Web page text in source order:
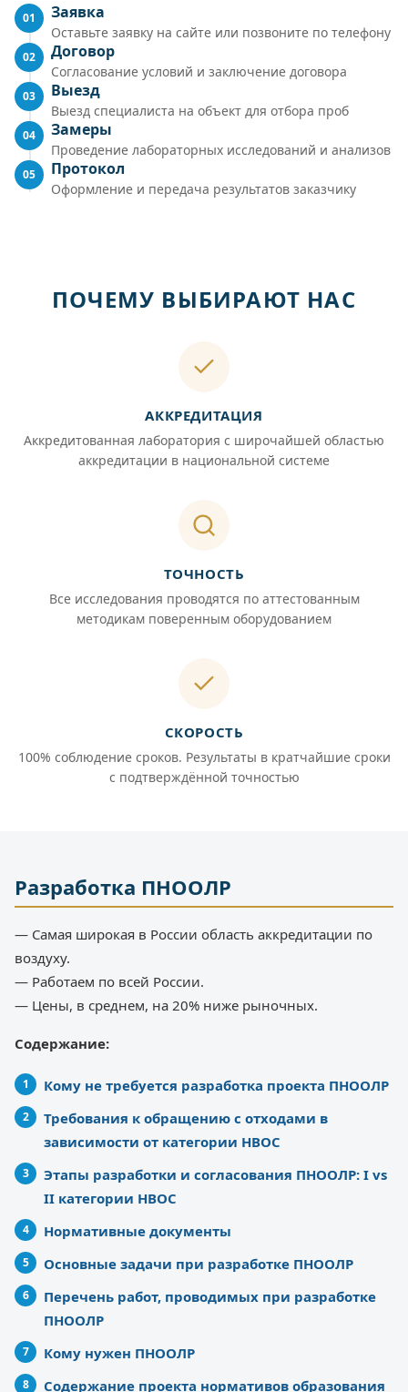
01 Заявка
Оставьте заявку на сайте или позвоните по телефону
02 Договор
Согласование условий и заключение договора
03 Выезд
Выезд специалиста на объект для отбора проб
04 Замеры
Проведение лабораторных исследований и анализов
05 Протокол
Оформление и передача результатов заказчику
ПОЧЕМУ ВЫБИРАЮТ НАС
АККРЕДИТАЦИЯ
Аккредитованная лаборатория с широчайшей областью
аккредитации в национальной системе
ТОЧНОСТЬ
Все исследования проводятся по аттестованным
методикам поверенным оборудованием
СКОРОСТЬ
100% соблюдение сроков. Результаты в кратчайшие сроки
с подтверждённой точностью
Разработка ПНООЛР
— Самая широкая в России область аккредитации по
воздуху.
— Работаем по всей России.
— Цены, в среднем, на 20% ниже рыночных.
Содержание:
Кому не требуется разработка проекта ПНООЛР
Требования к обращению с отходами в
зависимости от категории НВОС
Этапы разработки и согласования ПНООЛР: I vs
II категории НВОС
Нормативные документы
Основные задачи при разработке ПНООЛР
Перечень работ, проводимых при разработке
ПНООЛР
Кому нужен ПНООЛР
Содержание проекта нормативов образования